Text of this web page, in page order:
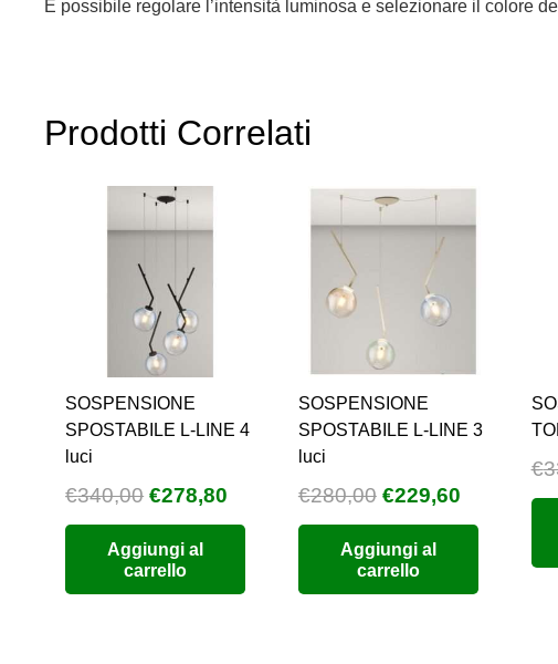
È possibile regolare l’intensità luminosa e selezionare il colore
Prodotti Correlati
SOSPENSIONE
SPOSTABILE L-LINE 4
luci
€340,00 Il
prezzo
originale
era:
€278,80
prezzo
Aggiungi al
carrello
SOSPENSIONE
SPOSTABILE L-LINE 3
luci
€280,00 Il
prezzo
originale
era:
€229,60Il
prezzo
Aggiungi al
carrello
€